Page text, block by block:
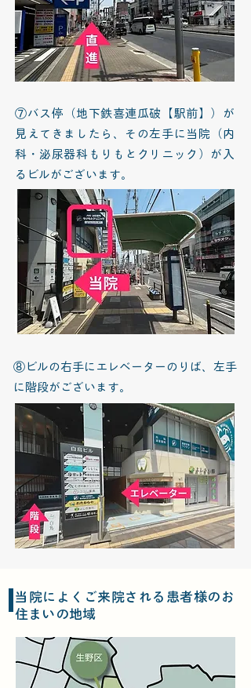
⑦バス停（地下鉄喜連瓜破【駅前】）が
見えてきましたら、その左手に当院（内
科・泌尿器科もりもとクリニック）が入
るビルがございます。
⑧ビルの右手にエレベーターのりば、左手
に階段がございます。
当院によくご来院される患者様のお
住まいの地域